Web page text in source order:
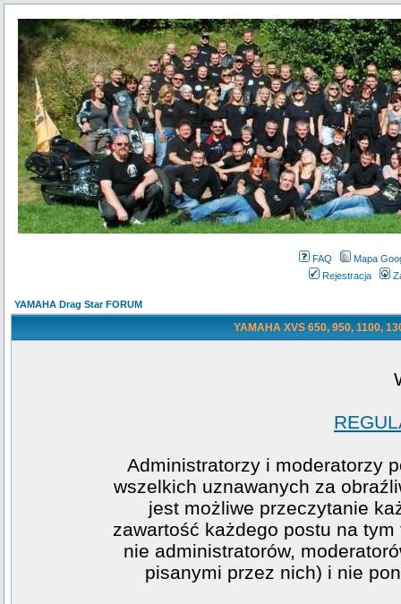
FAQ
Mapa
Rejestracja
YAMAHA Drag Star FORUM
YAMAHA XVS 650, 950, 1100,
Administratorzy i moderatorzy
wszelkich uznawanych za
jest możliwe przeczytanie
zawartość każdego postu na
nie administratorów,
pisanymi przez nich) i nie